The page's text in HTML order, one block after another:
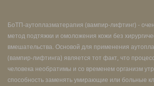
БоТП-аутоплазматерапия (вампир-лифтинг) -
метод подтяжки и омоложения кожи без
вмешательства. Основой для применения
(вампир-лифтинга) является тот факт, что
человека необратимы и со временем организм
способность заменять умирающие или больные